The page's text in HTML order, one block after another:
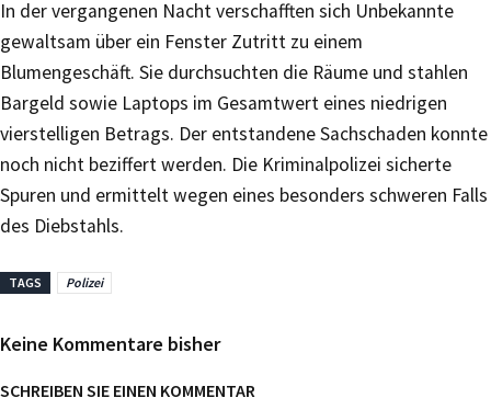
In der vergangenen Nacht verschafften sich Unbekannte
gewaltsam über ein Fenster Zutritt zu einem
Blumengeschäft. Sie durchsuchten die Räume und stahlen
Bargeld sowie Laptops im Gesamtwert eines niedrigen
vierstelligen Betrags. Der entstandene Sachschaden konnte
noch nicht beziffert werden. Die Kriminalpolizei sicherte
Spuren und ermittelt wegen eines besonders schweren Falls
des Diebstahls.
TAGS Polizei
Keine Kommentare bisher
SCHREIBEN SIE EINEN KOMMENTAR